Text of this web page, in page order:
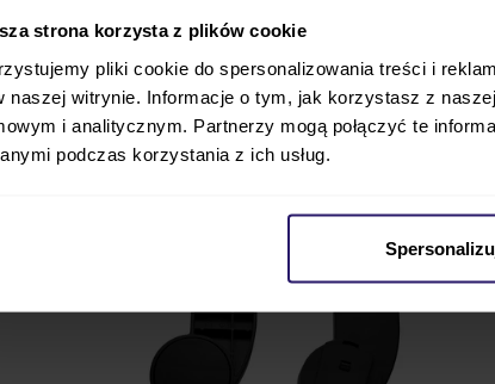
strona korzysta z plików cookie
pliki cookie do spersonalizowania treści i
naszej witrynie. Informacje o tym, jak korzystasz z
i analitycznym. Partnerzy mogą połączyć te
podczas korzystania z ich usług.
CYBEX GAZELLE S wózek 3w1 z fotelikiem
CLOUD G3 i-Size
5 727,00 zł
ZOBACZ